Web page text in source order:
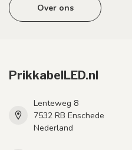
Over ons
PrikkabelLED.nl
Lenteweg 8
7532 RB Enschede
Nederland